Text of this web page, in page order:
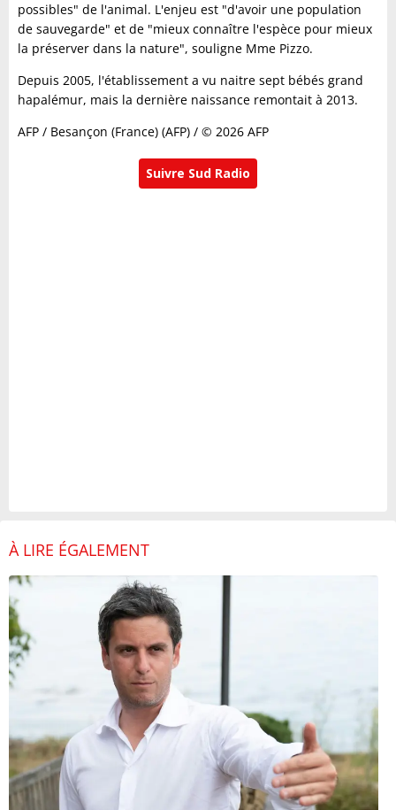
possibles" de l'animal. L'enjeu est "d'avoir une population
de sauvegarde" et de "mieux connaître l'espèce pour mieux
la préserver dans la nature", souligne Mme Pizzo.
Depuis 2005, l'établissement a vu naitre sept bébés grand
hapalémur, mais la dernière naissance remontait à 2013.
AFP / Besançon (France) (AFP) / © 2026 AFP
Suivre Sud Radio
À LIRE ÉGALEMENT